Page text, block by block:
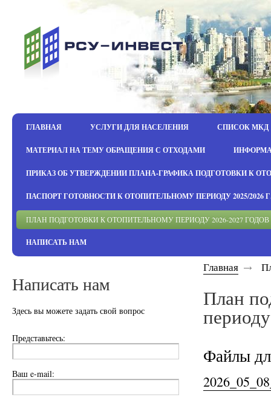
ГЛАВНАЯ УСЛУГИ ДЛЯ НАСЕЛЕНИЯ СПИСОК МКД
МАТЕРИАЛ НА ТЕМУ ОБРАЩЕНИЯ С ОТХОДАМИ
ПРИКАЗ ОБ УТВЕРЖДЕНИИ ПЛАНА-ГРАФИКА ПОДГОТОВКИ К
ПАСПОРТ ГОТОВНОСТИ К ОТОПИТЕЛЬНОМУ ПЕРИОДУ 2025/2026
ПЛАН ПОДГОТОВКИ К ОТОПИТЕЛЬНОМУ ПЕРИОДУ 2026-2027 ГОДОВ
НАПИСАТЬ НАМ
Написать нам
Здесь вы можете задать свой вопрос
Представьтесь:
Ваш e-mail:
Главная
План
Файлы